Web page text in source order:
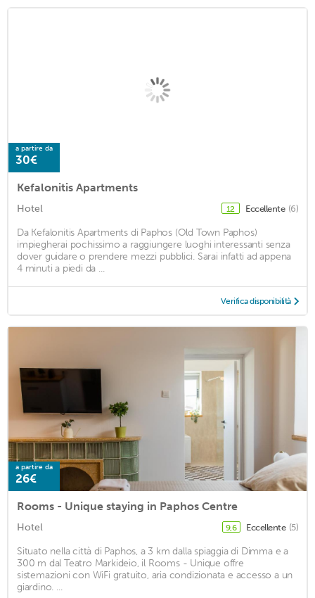
a partire da
30€
Kefalonitis Apartments
Hotel 12 Eccellente (6)
Da Kefalonitis Apartments di Paphos (Old Town Paphos)
impiegherai pochissimo a raggiungere luoghi interessanti senza
dover guidare o prendere mezzi pubblici. Sarai infatti ad appena
4 minuti a piedi da ...
Verifica disponibilità
a partire da
26€
Rooms - Unique staying in Paphos Centre
Hotel 9,6 Eccellente (5)
Situato nella città di Paphos, a 3 km dalla spiaggia di Dimma e a
300 m dal Teatro Markideio, il Rooms - Unique offre
sistemazioni con WiFi gratuito, aria condizionata e accesso a un
giardino. ...